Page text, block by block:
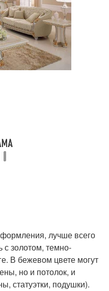
лучше всего
с золотом, темно-
В бежевом цвете могут
но и потолок, и
статуэтки, подушки).